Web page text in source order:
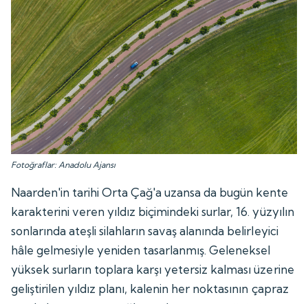
Fotoğraflar: Anadolu Ajansı
Naarden'in tarihi Orta Çağ'a uzansa da bugün kente
karakterini veren yıldız biçimindeki surlar, 16. yüzyılın
sonlarında ateşli silahların savaş alanında belirleyici
hâle gelmesiyle yeniden tasarlanmış. Geleneksel
yüksek surların toplara karşı yetersiz kalması üzerine
geliştirilen yıldız planı, kalenin her noktasının çapraz